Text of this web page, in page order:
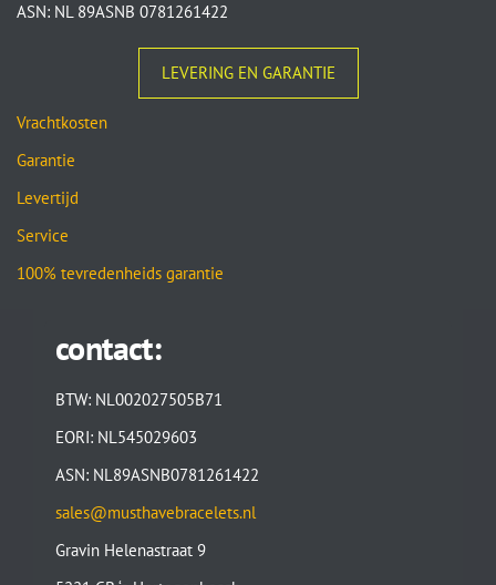
ASN: NL 89ASNB 0781261422
LEVERING EN GARANTIE
Vrachtkosten
Garantie
Levertijd
Service
100% tevredenheids garantie
contact:
BTW: NL002027505B71
EORI: NL545029603
ASN: NL89ASNB0781261422
sales@musthavebracelets.nl
Gravin Helenastraat 9